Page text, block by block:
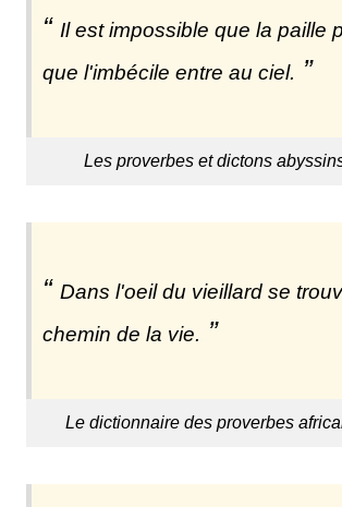
Il est impossible que la paille
que l'imbécile entre au ciel.
Les proverbes et dictons
Dans l'oeil du vieillard se
chemin de la vie.
Le dictionnaire des proverbes